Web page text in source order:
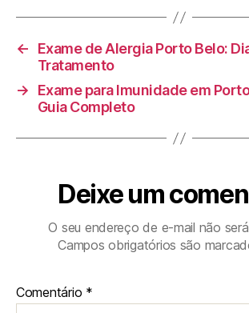
←
Exame de Alergia Porto Belo:
Tratamento
→
Exame para Imunidade em
Guia Completo
Deixe um
O seu endereço de e-mail não
Campos obrigatórios são
Comentário *